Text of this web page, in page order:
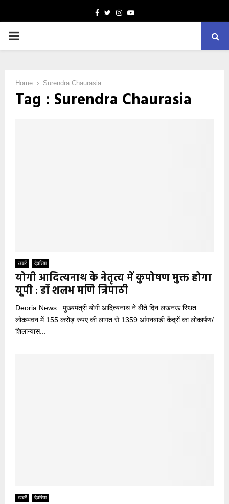
Facebook
TwitterInstagram
Youtube
PRIMARY
Home Surendra Chaurasia
Tag : Surendra Chaurasia
खबरें देवरिया
योगी आदित्यनाथ के नेतृत्व में कुपोषण मुक्त होगा
यूपी : डॉ शलभ मणि त्रिपाठी
Deoria News : मुख्यमंत्री योगी आदित्यनाथ ने बीते दिन लखनऊ स्थित
लोकभवन में 155 करोड़ रुपए की लागत से 1359 आंगनबाड़ी केंद्रों का लोकार्पण/
शिलान्यास...
खबरें देवरिया